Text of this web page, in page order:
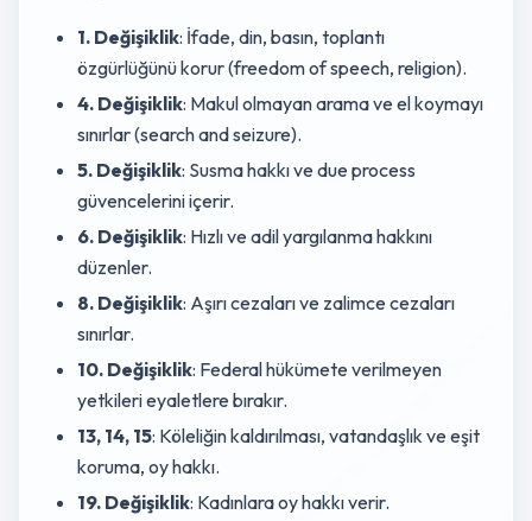
1. Değişiklik: İfade, din, basın, toplantı
özgürlüğünü korur (freedom of speech, religion).
4. Değişiklik: Makul olmayan arama ve el koymayı
sınırlar (search and seizure).
5. Değişiklik: Susma hakkı ve due process
güvencelerini içerir.
6. Değişiklik: Hızlı ve adil yargılanma hakkını
düzenler.
8. Değişiklik: Aşırı cezaları ve zalimce cezaları
sınırlar.
10. Değişiklik: Federal hükümete verilmeyen
yetkileri eyaletlere bırakır.
13, 14, 15: Köleliğin kaldırılması, vatandaşlık ve eşit
koruma, oy hakkı.
19. Değişiklik: Kadınlara oy hakkı verir.